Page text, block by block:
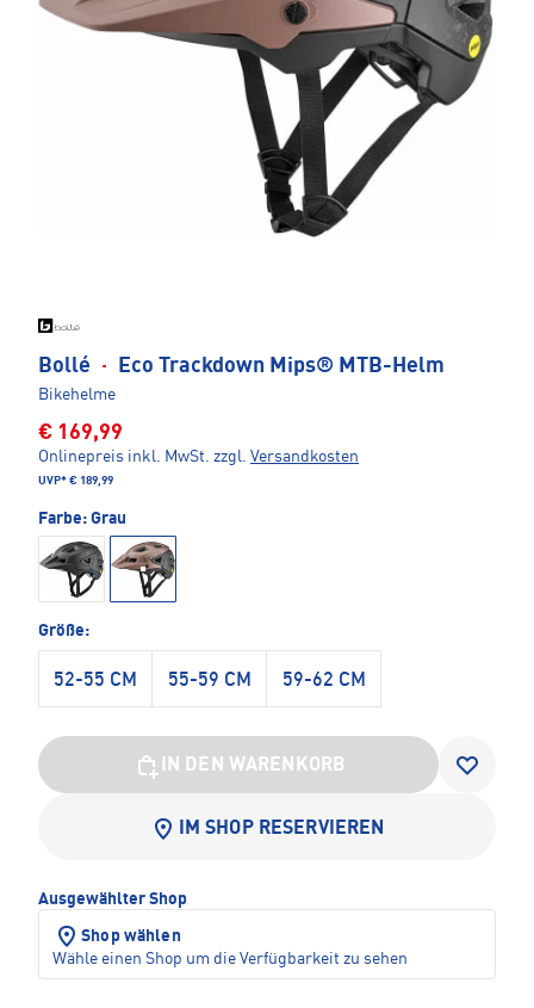
Bollé · Eco Trackdown Mips® MTB-Helm
Bikehelme
€ 169,99
Onlinepreis inkl. MwSt. zzgl. Versandkosten
UVP* € 189,99
Farbe: Grau
Größe:
52-55 CM 55-59 CM 59-62 CM
IN DEN WARENKORB
IM SHOP RESERVIEREN
Ausgewählter Shop
Shop wählen
Wähle einen Shop um die Verfügbarkeit zu sehen